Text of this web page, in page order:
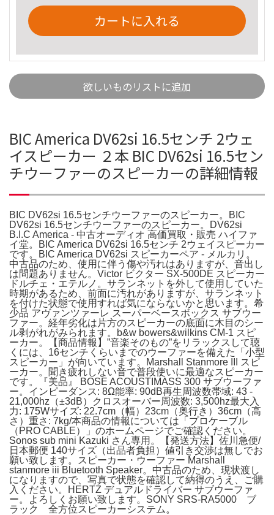
カートに入れる
欲しいものリストに追加
BIC America DV62si 16.5センチ 2ウェ
イスピーカー ２本 BIC DV62si 16.5セン
チウーファーのスピーカーの詳細情報
BIC DV62si 16.5センチウーファーのスピーカー。BIC
DV62si 16.5センチウーファーのスピーカー。DV62si
B.I.C America - 中古オーディオ 高価買取・販売 ハイファ
イ堂。BIC America DV62si 16.5センチ 2ウェイスピーカー
です。BIC America DV62si スピーカーペア - メルカリ。
中古品のため、使用に伴う傷や汚れはありますが、音出し
は問題ありません。Victor ビクター SX-500DE スピーカー
ドルチェ・エテルノ。サランネットを外して使用していた
時期があるため、前面に汚れがありますが、サランネット
を付けた状態で使用すれば気にならないかと思います。希
少品 アヴァンツァーレ スーパーベースボックス サブウー
ファー。経年劣化は片方のスピーカーの底面に木目のシー
ル剥がれがみられます。b&w bowers&wilkins CM-1 スピ
ーカー。【商品情報】”音楽そのもの”をリラックスして聴
くには、16センチくらいまでのウーファーを備えた「小型
スピーカー」が向いています。Marshall Stanmore III スピ
ーカー。聞き疲れしない音で普段使いに最適なスピーカー
です。『美品』 BOSE ACOUSTIMASS 300 サブウーファ
ー。インピーダンス: 8Ω能率: 90dB再生周波数帯域: 43 -
21,000hz（±3dB）クロスオーバー周波数: 3,500hz最大入
力: 175Wサイズ: 22.7cm（幅）23cm（奥行き）36cm（高
さ）重さ: 7kg/本商品の情報については「プロケーブル
（PRO CABLE）」のホームページでご確認ください。
Sonos sub mini Kazuki さん専用。【発送方法】佐川急便/
日本郵便 140サイズ（出品者負担）値引き交渉は無しでお
願い致します。スピーカー・ウーファー Marshall
stanmore iii Bluetooth Speaker。中古品のため、現状渡し
になりますので、写真で状態を確認して納得のうえ、ご購
入ください。HERTZ デュアルドライバー サブウーファ
ー。よろしくお願い致します。SONY SRS-RA5000 ブ
ラック 全方位スピーカーシステム。